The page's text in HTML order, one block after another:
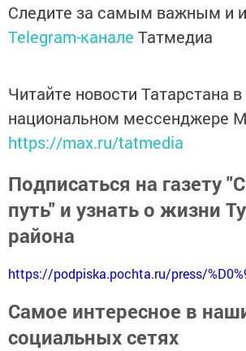
Следите за самым важным и
Telegram-канале Татмедиа
Читайте новости Татарстана в
национальном мессенджере
https://max.ru/tatmedia
Подписаться на газету
путь" и узнать о жизни
района
https://podpiska.pochta.ru/press/
Самое интересное в
социальных сетях